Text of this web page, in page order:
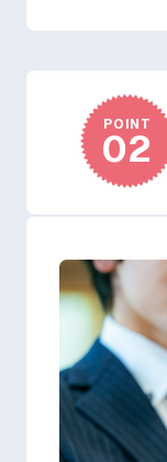
POINT
02